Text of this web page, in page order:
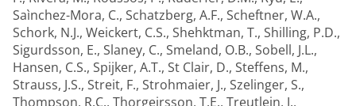
Saìnchez-Mora, C., Schatzberg, A.F., Scheftner, W.A.,
Schork, N.J., Weickert, C.S., Shehktman, T., Shilling, P.D.,
Sigurdsson, E., Slaney, C., Smeland, O.B., Sobell, J.L.,
Hansen, C.S., Spijker, A.T., St Clair, D., Steffens, M.,
Strauss, J.S., Streit, F., Strohmaier, J., Szelinger, S.,
Thompson, R.C., Thorgeirsson, T.E., Treutlein, J.,